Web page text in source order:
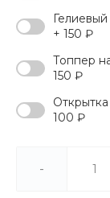
+ 150 ₽
Топпер
150 ₽
100 ₽
-